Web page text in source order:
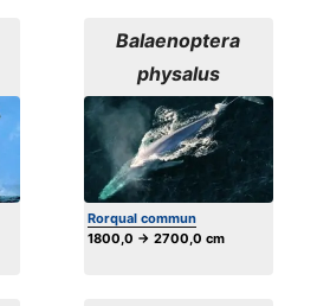
Balaenoptera
physalus
Rorqual commun
1800,0 → 2700,0 cm